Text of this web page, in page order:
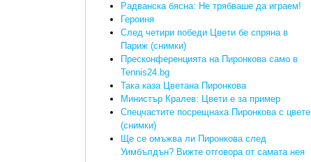
Радванска бясна: Не трябваше да играем!
Героиня
След четири победи Цвети бе спряна в
Париж (снимки)
Пресконференцията на Пиронкова само в
Tennis24.bg
Така каза Цветана Пиронкова
Министър Кралев: Цвети е за пример
Спецчастите посрещнаха Пиронкова с цвете
(снимки)
Ще се омъжва ли Пиронкова след
Уимбълдън? Вижте отговора от самата нея